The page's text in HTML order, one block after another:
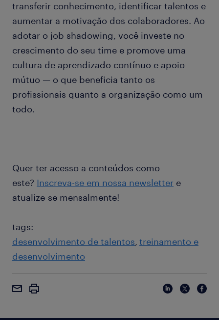
transferir conhecimento, identificar talentos e
aumentar a motivação dos colaboradores. Ao
adotar o job shadowing, você investe no
crescimento do seu time e promove uma
cultura de aprendizado contínuo e apoio
mútuo — o que beneficia tanto os
profissionais quanto a organização como um
todo.
Quer ter acesso a conteúdos como
este? Inscreva-se em nossa newsletter e
atualize-se mensalmente!
tags:
desenvolvimento de talentos treinamento e
desenvolvimento